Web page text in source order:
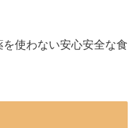
使わない安心安全な食